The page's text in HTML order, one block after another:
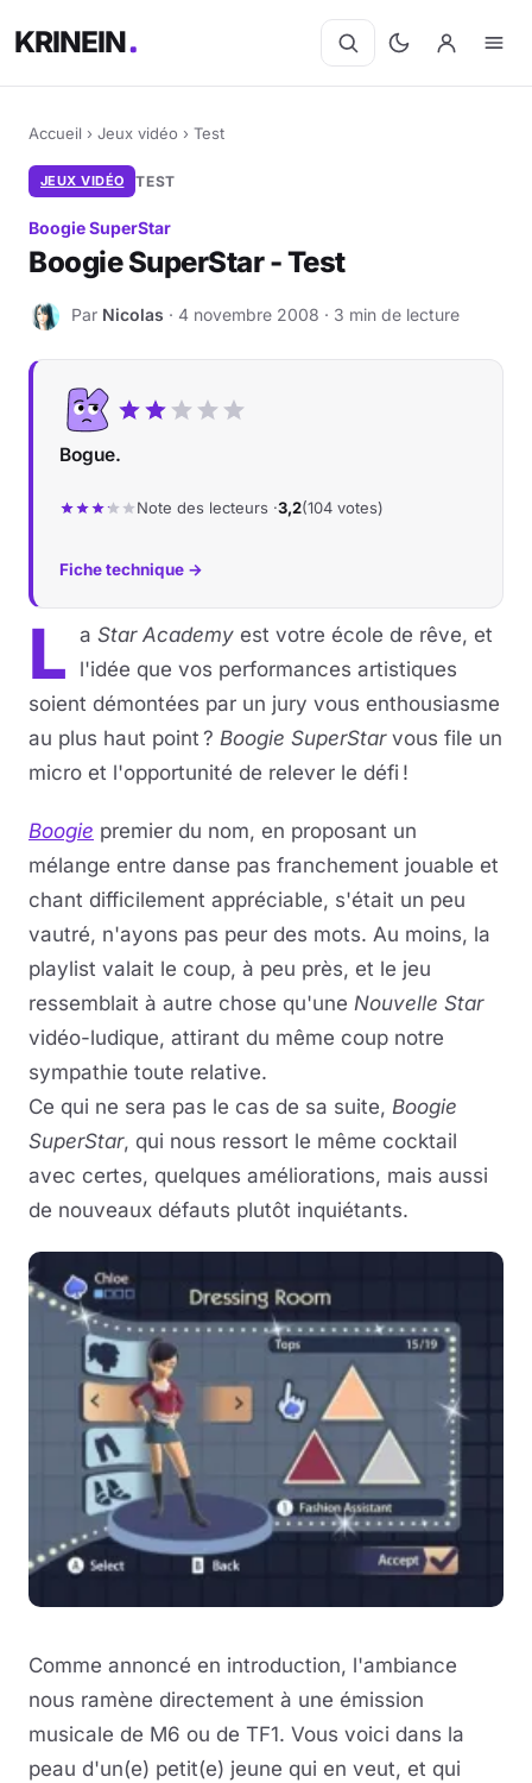
KRINEIN
Accueil › Jeux vidéo › Test
JEUX VIDÉO TEST
Boogie SuperStar
Boogie SuperStar - Test
N Par Nicolas · 4 novembre 2008 · 3 min de lecture
Bogue.
Note des lecteurs ·3,2(104 votes)
Fiche technique →
L a Star Academy est votre école de rêve, et
l'idée que vos performances artistiques
soient démontées par un jury vous enthousiasme
au plus haut point ? Boogie SuperStarvous file un
micro et l'opportunité de relever le défi !
Boogie premier du nom, en proposant un
mélange entre danse pas franchement jouable et
chant difficilement appréciable, s'était un peu
vautré, n'ayons pas peur des mots. Au moins, la
playlist valait le coup, à peu près, et le jeu
ressemblait à autre chose qu'une Nouvelle Star
vidéo-ludique, attirant du même coup notre
sympathie toute relative.
Ce qui ne sera pas le cas de sa suite, Boogie
SuperStar, qui nous ressort le même cocktail
avec certes, quelques améliorations, mais aussi
de nouveaux défauts plutôt inquiétants.
Comme annoncé en introduction, l'ambiance
nous ramène directement à une émission
musicale de M6 ou de TF1. Vous voici dans la
peau d'un(e) petit(e) jeune qui en veut, et qui